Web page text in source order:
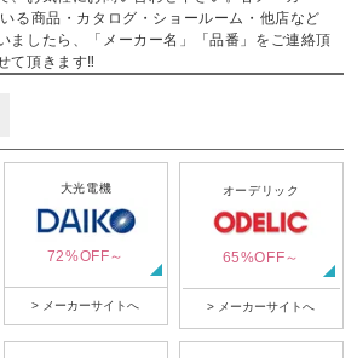
る商品・カタログ・ショールーム・他店など
ましたら、「メーカー名」「品番」をご連絡頂
て頂きます‼
大光電機
72%OFF～
> メーカーサイトへ
オーデリック
65%OFF～
> メーカーサイトへ